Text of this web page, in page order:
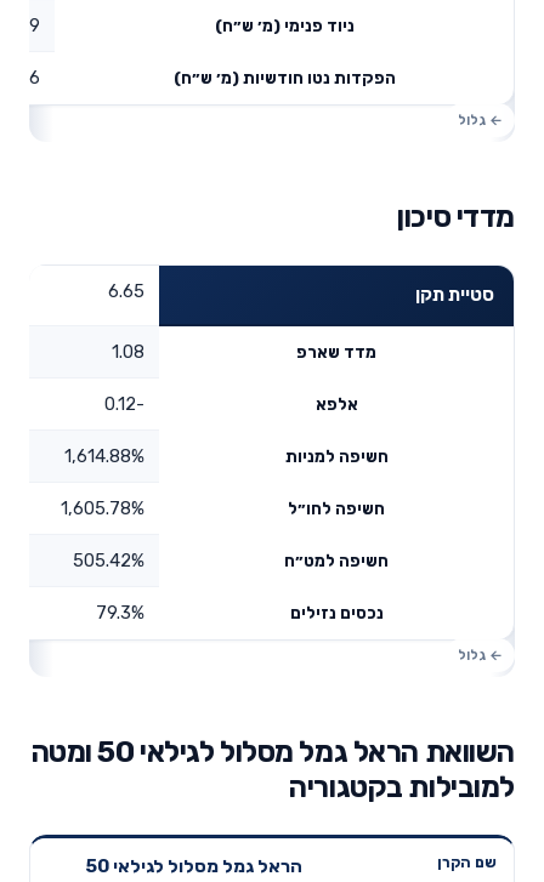
ניוד פנימי (מ׳ ש״ח) 8.59
הפקדות נטו חודשיות (מ׳ ש״ח)
מדדי סיכון
סטיית תקן 6.65
מדד שארפ 1.08
אלפא -0.12
חשיפה למניות 1,614.88%
חשיפה לחו״ל 1,605.78%
חשיפה למט״ח 505.42%
נכסים נזילים 79.3%
השוואת הראל גמל מסלול לגילאי 50 ומטה
למובילות בקטגוריה
תשואה
הראל גמל מסלול לגילאי 50